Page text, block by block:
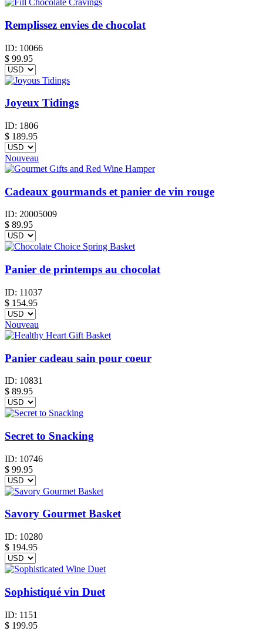
Remplissez envies de chocolat
ID: 10066
$ 99.95
Joyeux Tidings
ID: 1806
$ 189.95
Nouveau
Cadeaux gourmands et panier de vin rouge
ID: 20005009
$ 89.95
Panier de printemps au chocolat
ID: 11037
$ 154.95
Nouveau
Panier cadeau sain pour coeur
ID: 10831
$ 89.95
Secret to Snacking
ID: 10746
$ 99.95
Savory Gourmet Basket
ID: 10280
$ 194.95
Sophistiqué vin Duet
ID: 1151
$ 199.95